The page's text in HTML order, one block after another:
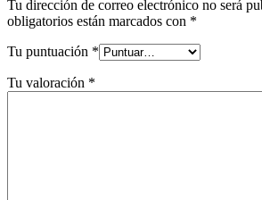
Tu dirección de correo electrónico no será
obligatorios están marcados con *
Tu puntuación *
Tu valoración *